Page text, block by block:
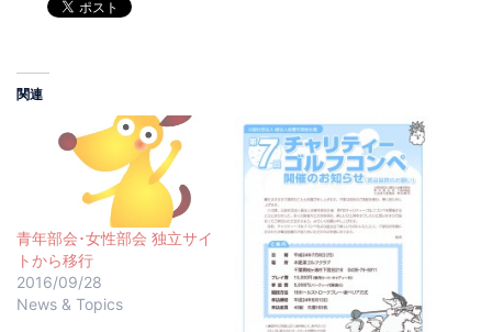
関連
青年部会･女性部会 独立サイ
トから移行
2016/09/28
News & Topics